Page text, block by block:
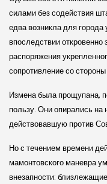
силами без содействия
едва возникла для города
впоследствии
распоряжения
сопротивление со
Измена была прощупана,
пользу. Они опирались на
действовавшую против
Но с течением времени
мамонтовского маневра
внезапности: